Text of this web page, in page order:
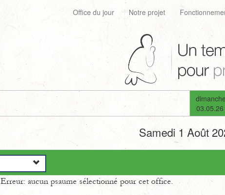
Office du jour Notre projet
dimanche
03.05.26
Samedi 1 Août
Erreur: aucun psaume sélectionné pour cet office.